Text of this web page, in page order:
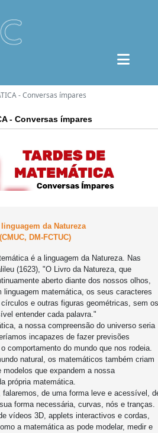
- Conversas ímpares
- Conversas ímpares
linguagem da Natureza
DM-FCTUC)
é a linguagem da Natureza. Nas
(1623), "O Livro da Natureza, que
aberto diante dos nossos olhos,
linguagem matemática, os seus caracteres
e outras figuras geométricas, sem os
entender cada palavra."
a nossa compreensão do universo seria
incapazes de fazer previsões
comportamento do mundo que nos rodeia.
natural, os matemáticos também criam
modelos que expandem a nossa
própria matemática.
falaremos, de uma forma leve e acessível,
forma necessária, curvas, nós e tranças.
vídeos 3D, applets interactivos e cordas,
a matemática as pode modelar, medir e